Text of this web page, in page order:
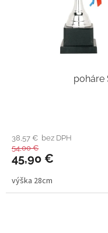
poháre
38,57 € bez DPH
54,00 €
45,90 €
výška 28cm